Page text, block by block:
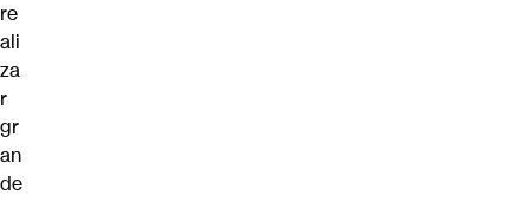
re
ali
za
r
gr
an
de